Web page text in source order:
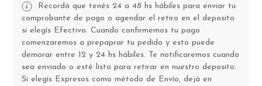
Recordá que tenés 24 a 48 hs hábiles para enviar tu
comprobante de pago o agendar el retiro en el deposito
si elegís Efectivo. Cuando confirmemos tu pago
comenzaremos a prepaprar tu pedido y esto puede
demorar entre 12 y 24 hs hábiles. Te notificaremos cuando
sea enviado o esté listo para retirar en nuestro deposito.
Si elegís Expresos como método de Envío, dejá en